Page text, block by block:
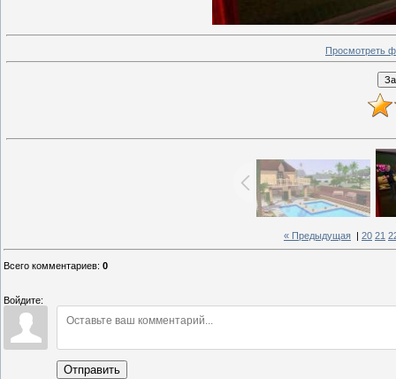
Просмотреть
« Предыдущая 20 21
Всего комментариев: 0
Войдите:
Отправить